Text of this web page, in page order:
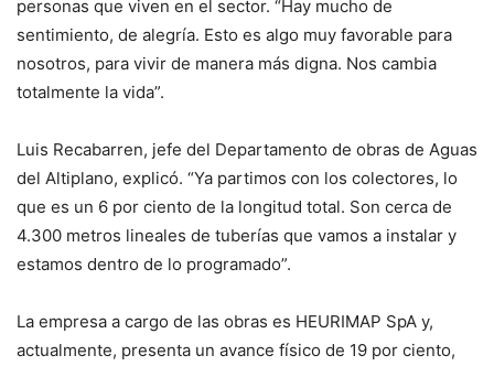
personas que viven en el sector. “Hay mucho de
sentimiento, de alegría. Esto es algo muy favorable para
nosotros, para vivir de manera más digna. Nos cambia
totalmente la vida”.
Luis Recabarren, jefe del Departamento de obras de Aguas
del Altiplano, explicó. “Ya partimos con los colectores, lo
que es un 6 por ciento de la longitud total. Son cerca de
4.300 metros lineales de tuberías que vamos a instalar y
estamos dentro de lo programado”.
La empresa a cargo de las obras es HEURIMAP SpA y,
actualmente, presenta un avance físico de 19 por ciento,